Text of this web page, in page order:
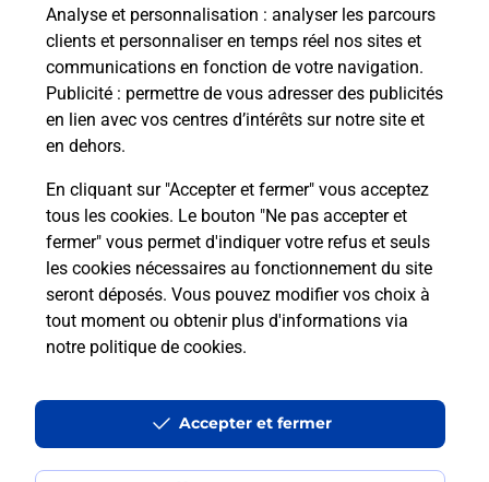
Analyse et personnalisation : analyser les parcours
clients et personnaliser en temps réel nos sites et
communications en fonction de votre navigation.
Publicité : permettre de vous adresser des publicités
en lien avec vos centres d’intérêts sur notre site et
en dehors.
En cliquant sur "Accepter et fermer" vous acceptez
tous les cookies. Le bouton "Ne pas accepter et
fermer" vous permet d'indiquer votre refus et seuls
les cookies nécessaires au fonctionnement du site
seront déposés. Vous pouvez modifier vos choix à
tout moment ou obtenir plus d'informations via
notre politique de cookies.
Accepter et fermer
Questions fréquemment posées
Quel réseau utilise La Poste Mobile ?
Est-ce que je peux garder mon
numéro de mobile gratuitement ?
Est-ce que je peux bénéficier de la 5G
avec La Poste Mobile ?
Est-ce que je peux utiliser mon forfait
Est-ce que je peux payer mon iPhone
en plusieurs fois avec La Poste Mobile